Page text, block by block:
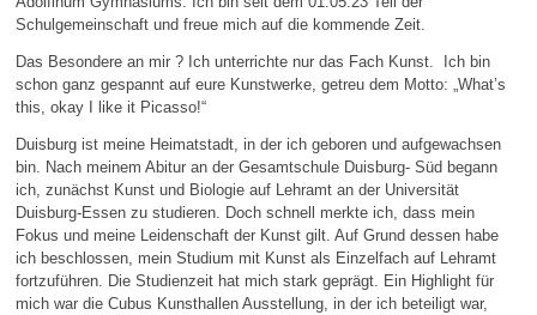
Schulgemeinschaft und freue mich auf die kommende Zeit.
Das Besondere an mir ? Ich unterrichte nur das Fach Kunst.
Ich bin
schon ganz gespannt auf eure Kunstwerke, getreu dem Motto: „What’s
this, okay I like it Picasso!“
Duisburg ist meine Heimatstadt, in der ich geboren und aufgewachsen
bin. Nach meinem Abitur an der Gesamtschule Duisburg- Süd begann
ich, zunächst Kunst und Biologie auf Lehramt an der Universität
Duisburg-Essen zu studieren. Doch schnell merkte ich, dass mein
Fokus und meine Leidenschaft der Kunst gilt. Auf Grund dessen habe
ich beschlossen, mein Studium mit Kunst als Einzelfach auf Lehramt
fortzuführen. Die Studienzeit hat mich stark geprägt. Ein Highlight für
mich war die Cubus Kunsthallen Ausstellung, in der ich beteiligt war,